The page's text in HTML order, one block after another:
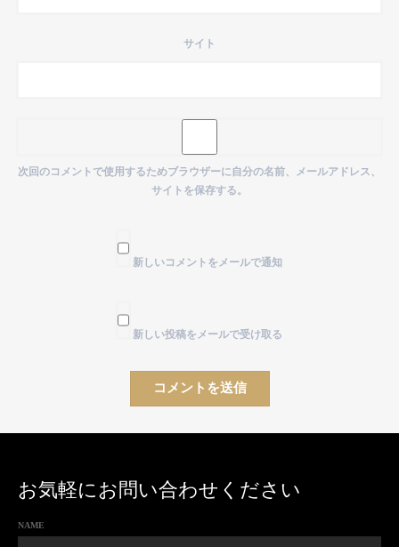
サイト
次回のコメントで使用するためブラウザーに自分の名前、メールアドレス、
サイトを保存する。
新しいコメントをメールで通知
新しい投稿をメールで受け取る
お気軽にお問い合わせください
NAME